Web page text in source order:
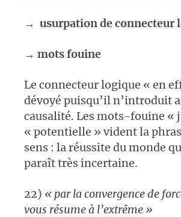
→ usurpation de connecteur
→ mots fouine
Le connecteur logique « en
dévoyé puisqu’il n’introduit
causalité. Les mots-fouine «
« potentielle » vident la
sens : la réussite du monde
paraît très incertaine.
22) « par la convergence de
vous résume à l’extrême »